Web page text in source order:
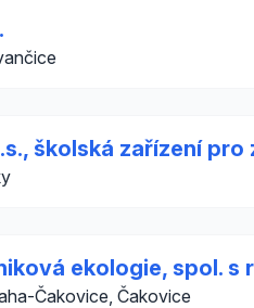
školská zařízení
ekologie, spol. s
Čakovice, Čakovice